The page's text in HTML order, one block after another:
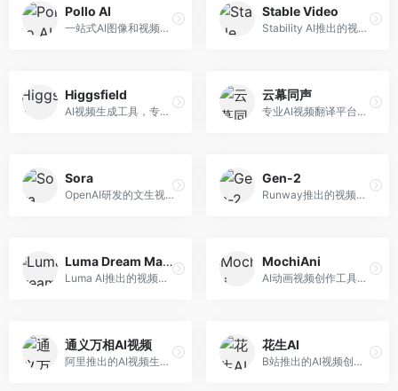
Pollo AI
一站式AI图像和视频创作平台，整合多种生成工具。面向内容创作者，提供文生图、文生视频、视频编辑等服务，创作工具全面，一站式体验便捷。
Stable Video
Stability AI推出的视频生成模型，开源可部署。面向开发者和专业创作者，支持视频生成、视频编辑等功能，开源生态完善，定制化程度高。
Higgsfield
AI视频生成工具，专注于高质量视频内容创作。面向视频创作者和营销人员，支持文生视频、视频编辑等功能，视频效果逼真，适合商业应用。
云幕同声
专业AI视频翻译平台，支持视频多语言配音和字幕生成。面向跨境电商和内容出海从业者，提供视频翻译、配音、字幕生成等服务，多语言支持完善。
Sora
OpenAI研发的文生视频大模型，可根据文字描述生成长达60秒的高清视频。面向影视创作者、广告从业者和内容生产者，视频连贯性强，物理世界理解准确，代表了AI视频生成的最高水平。
Gen-2
Runway推出的视频生成模型，专注于文生视频和视频风格转换。面向影视制作人和创意工作者，支持文本到视频、图像到视频等多种生成模式，视频质量专业级。
Luma Dream Machine
Luma AI推出的视频生成工具，专注于高质量视频创作。面向影视创作者和内容生产者，支持文生视频、图生视频，视频质量高，物理运动流畅自然。
MochiAni
AI动画视频创作工具，专注于动画内容生成。面向动画创作者和二次元内容生产者，支持动画风格视频生成，动画效果流畅，适合动漫内容创作。
通义万相AI视频
阿里推出的AI视频生成服务，整合图像与视频创作能力。面向电商和营销从业者，支持商品视频生成、营销视频制作等服务，商业应用场景丰富。
花生AI
B站推出的AI视频创作工具，专注于短视频内容生成。面向B站创作者，支持视频生成、视频编辑等功能，与B站平台深度整合，创作效率高。